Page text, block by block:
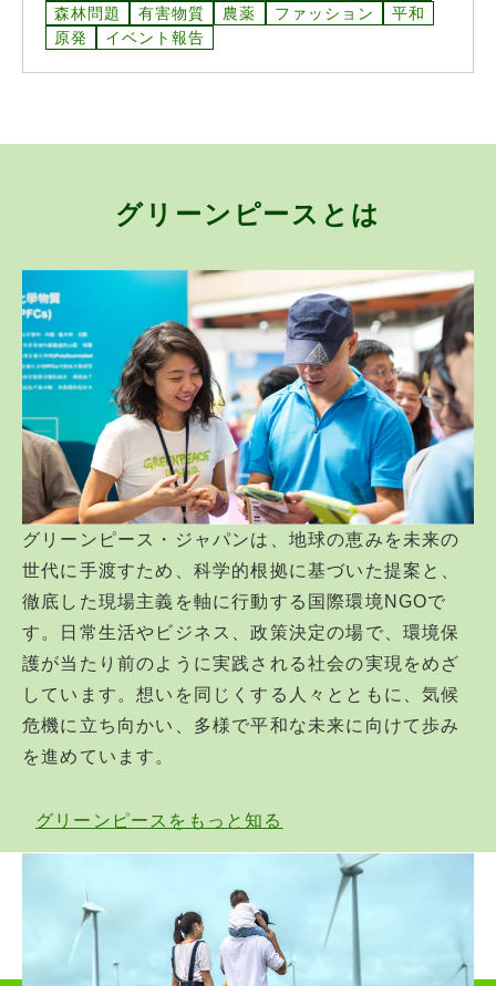
森林問題
有害物質 農薬 ファッション
平和
原発
イベント報告
グリーンピースとは
グリーンピース・ジャパンは、地球の恵みを未来の
世代に手渡すため、科学的根拠に基づいた提案と、
徹底した現場主義を軸に行動する国際環境NGOで
す。日常生活やビジネス、政策決定の場で、環境保
護が当たり前のように実践される社会の実現をめざ
しています。想いを同じくする人々とともに、気候
危機に立ち向かい、多様で平和な未来に向けて歩み
を進めています。
グリーンピースをもっと知る